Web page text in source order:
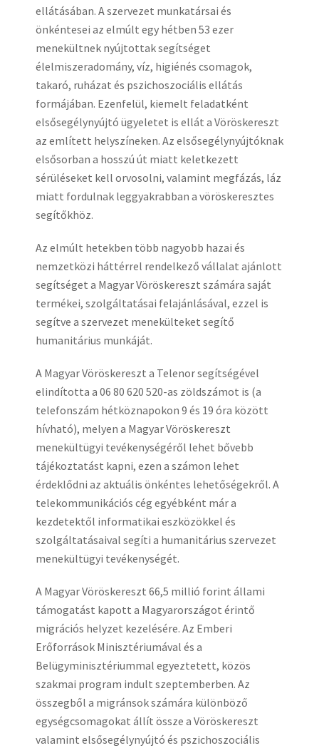
ellátásában. A szervezet munkatársai és
önkéntesei az elmúlt egy hétben 53 ezer
menekültnek nyújtottak segítséget
élelmiszeradomány, víz, higiénés csomagok,
takaró, ruházat és pszichoszociális ellátás
formájában. Ezenfelül, kiemelt feladatként
elsősegélynyújtó ügyeletet is ellát a Vöröskereszt
az említett helyszíneken. Az elsősegélynyújtóknak
elsősorban a hosszú út miatt keletkezett
sérüléseket kell orvosolni, valamint megfázás, láz
miatt fordulnak leggyakrabban a vöröskeresztes
segítőkhöz.
Az elmúlt hetekben több nagyobb hazai és
nemzetközi háttérrel rendelkező vállalat ajánlott
segítséget a Magyar Vöröskereszt számára saját
termékei, szolgáltatásai felajánlásával, ezzel is
segítve a szervezet menekülteket segítő
humanitárius munkáját.
A Magyar Vöröskereszt a Telenor segítségével
elindította a 06 80 620 520-as zöldszámot is (a
telefonszám hétköznapokon 9 és 19 óra között
hívható), melyen a Magyar Vöröskereszt
menekültügyi tevékenységéről lehet bővebb
tájékoztatást kapni, ezen a számon lehet
érdeklődni az aktuális önkéntes lehetőségekről. A
telekommunikációs cég egyébként már a
kezdetektől informatikai eszközökkel és
szolgáltatásaival segíti a humanitárius szervezet
menekültügyi tevékenységét.
A Magyar Vöröskereszt 66,5 millió forint állami
támogatást kapott a Magyarországot érintő
migrációs helyzet kezelésére. Az Emberi
Erőforrások Minisztériumával és a
Belügyminisztériummal egyeztetett, közös
szakmai program indult szeptemberben. Az
összegből a migránsok számára különböző
egységcsomagokat állít össze a Vöröskereszt
valamint elsősegélynyújtó és pszichoszociális